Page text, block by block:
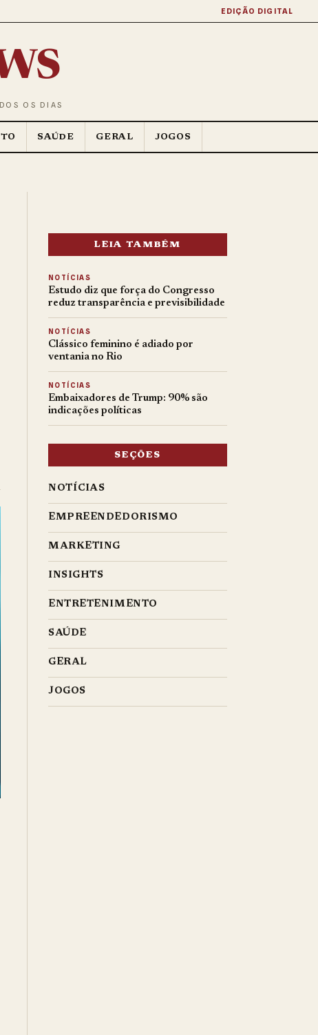
EDIÇÃO DIGITAL
OS DIAS
SAÚDE GERAL JOGOS
LEIA TAMBÉM
NOTÍCIAS
Estudo diz que força do Congresso
reduz transparência e previsibilidade
NOTÍCIAS
Clássico feminino é adiado por
ventania no Rio
NOTÍCIAS
Embaixadores de Trump: 90% são
indicações políticas
SEÇÕES
NOTÍCIAS
EMPREENDEDORISMO
MARKETING
INSIGHTS
ENTRETENIMENTO
SAÚDE
GERAL
JOGOS